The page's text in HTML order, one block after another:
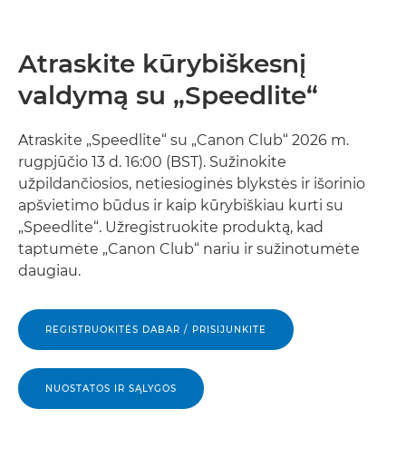
Atraskite kūrybiškesnį
valdymą su „Speedlite“
Atraskite „Speedlite“ su „Canon Club“ 2026 m.
rugpjūčio 13 d. 16:00 (BST). Sužinokite
užpildančiosios, netiesioginės blykstės ir išorinio
apšvietimo būdus ir kaip kūrybiškiau kurti su
„Speedlite“. Užregistruokite produktą, kad
taptumėte „Canon Club“ nariu ir sužinotumėte
daugiau.
REGISTRUOKITĖS DABAR / PRISIJUNKITE
NUOSTATOS IR SĄLYGOS